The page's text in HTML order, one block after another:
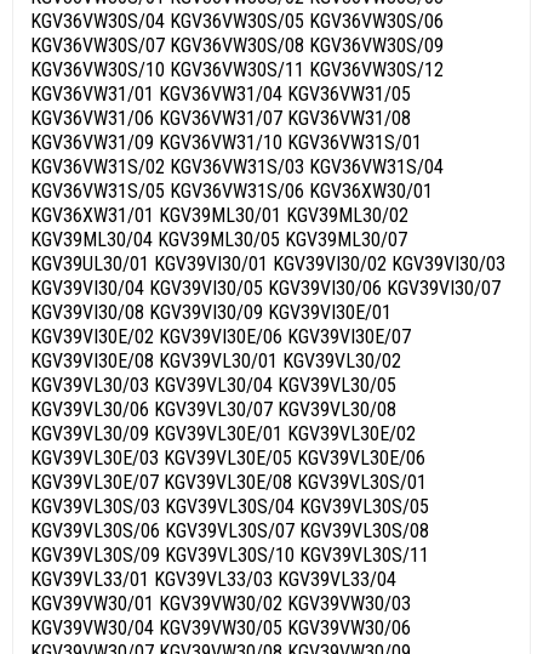
KGV36VW30S/04 KGV36VW30S/05 KGV36VW30S/06
KGV36VW30S/07 KGV36VW30S/08 KGV36VW30S/09
KGV36VW30S/10 KGV36VW30S/11 KGV36VW30S/12
KGV36VW31/01 KGV36VW31/04 KGV36VW31/05
KGV36VW31/06 KGV36VW31/07 KGV36VW31/08
KGV36VW31/09 KGV36VW31/10 KGV36VW31S/01
KGV36VW31S/02 KGV36VW31S/03 KGV36VW31S/04
KGV36VW31S/05 KGV36VW31S/06 KGV36XW30/01
KGV36XW31/01 KGV39ML30/01 KGV39ML30/02
KGV39ML30/04 KGV39ML30/05 KGV39ML30/07
KGV39UL30/01 KGV39VI30/01 KGV39VI30/02 KGV39VI30/03
KGV39VI30/04 KGV39VI30/05 KGV39VI30/06 KGV39VI30/07
KGV39VI30/08 KGV39VI30/09 KGV39VI30E/01
KGV39VI30E/02 KGV39VI30E/06 KGV39VI30E/07
KGV39VI30E/08 KGV39VL30/01 KGV39VL30/02
KGV39VL30/03 KGV39VL30/04 KGV39VL30/05
KGV39VL30/06 KGV39VL30/07 KGV39VL30/08
KGV39VL30/09 KGV39VL30E/01 KGV39VL30E/02
KGV39VL30E/03 KGV39VL30E/05 KGV39VL30E/06
KGV39VL30E/07 KGV39VL30E/08 KGV39VL30S/01
KGV39VL30S/03 KGV39VL30S/04 KGV39VL30S/05
KGV39VL30S/06 KGV39VL30S/07 KGV39VL30S/08
KGV39VL30S/09 KGV39VL30S/10 KGV39VL30S/11
KGV39VL33/01 KGV39VL33/03 KGV39VL33/04
KGV39VW30/01 KGV39VW30/02 KGV39VW30/03
KGV39VW30/04 KGV39VW30/05 KGV39VW30/06